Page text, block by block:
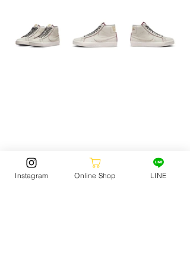
Instagram Online Shop LINE